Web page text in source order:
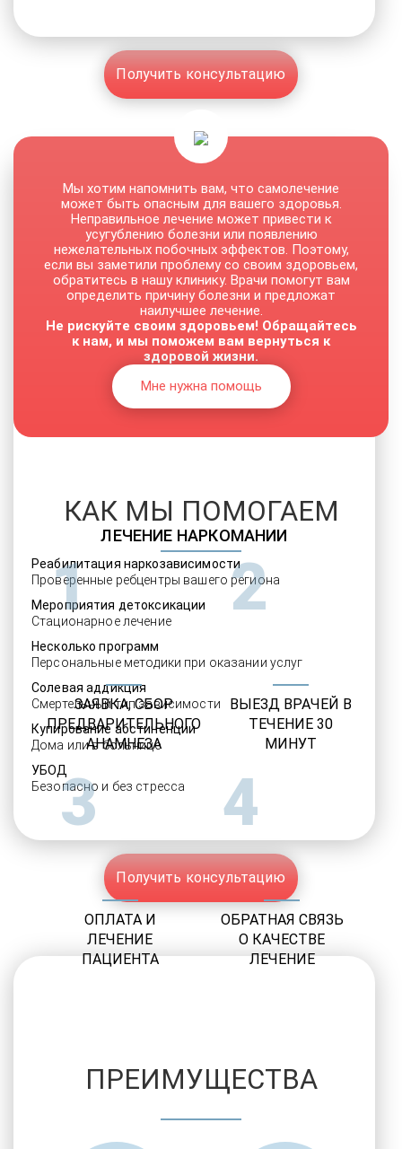
Получить консультацию
ЛЕЧЕНИЕ НАРКОМАНИИ
Реабилитация наркозависимости
Проверенные ребцентры вашего региона
Мероприятия детоксикации
Стационарное лечение
Несколько программ
Персональные методики при оказании услуг
Солевая аддикция
Смертельный тип зависимости
Купирование абстиненции
Дома или в больнице
УБОД
Безопасно и без стресса
Получить консультацию
Мы хотим напомнить вам, что самолечение
может быть опасным для вашего здоровья.
Неправильное лечение может привести к
усугублению болезни или появлению
нежелательных побочных эффектов. Поэтому,
если вы заметили проблему со своим здоровьем,
обратитесь в нашу клинику. Врачи помогут вам
определить причину болезни и предложат
наилучшее лечение.
Не рискуйте своим здоровьем! Обращайтесь
к нам, и мы поможем вам вернуться к
здоровой жизни.
Мне нужна помощь
КАК МЫ ПОМОГАЕМ
1
ЗАЯВКА, СБОР
ПРЕДВАРИТЕЛЬНОГО
АНАМНЕЗА
2
ВЫЕЗД ВРАЧЕЙ В
ТЕЧЕНИЕ 30
МИНУТ
3
ОПЛАТА И
ЛЕЧЕНИЕ
ПАЦИЕНТА
4
ОБРАТНАЯ СВЯЗЬ
О КАЧЕСТВЕ
ЛЕЧЕНИЕ
ПРЕИМУЩЕСТВА